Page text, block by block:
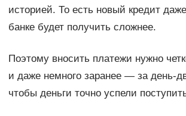
историей. То есть новый кредит
банке будет получить сложнее.
Поэтому вносить платежи нужно
и даже немного заранее — за день-
чтобы деньги точно успели